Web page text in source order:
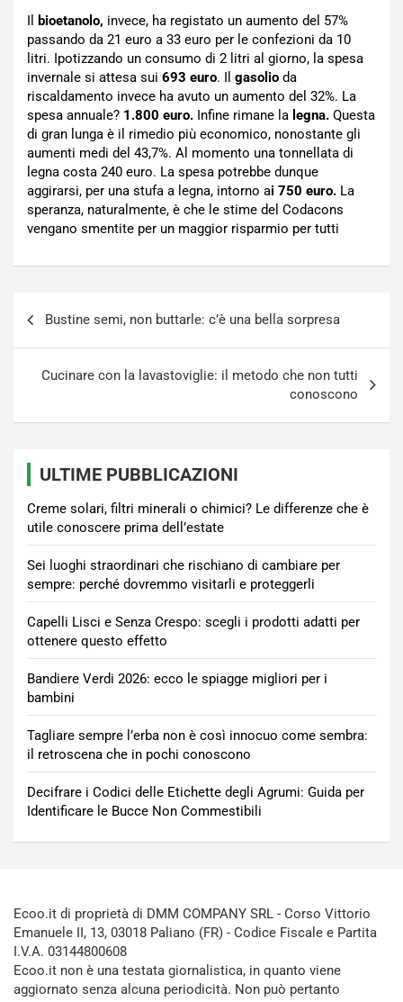
bioetanolo, invece, ha registato un aumento del 57%
passando da 21 euro a 33 euro per le confezioni da 10
litri. Ipotizzando un consumo di 2 litri al giorno, la spesa
invernale si attesa sui 693 euro. Il gasolio da
riscaldamento invece ha avuto un aumento del 32%. La
spesa annuale? 1.800 euro. Infine rimane la legna. Questa
di gran lunga è il rimedio più economico, nonostante gli
aumenti medi del 43,7%. Al momento una tonnellata di
legna costa 240 euro. La spesa potrebbe dunque
aggirarsi, per una stufa a legna, intorno ai 750 euro. La
speranza, naturalmente, è che le stime del Codacons
vengano smentite per un maggior risparmio per tutti
Bustine semi, non buttarle: c’è una bella sorpresa
Cucinare con la lavastoviglie: il metodo che non tutti
conoscono
ULTIME PUBBLICAZIONI
Creme solari, filtri minerali o chimici? Le differenze che è
utile conoscere prima dell’estate
Sei luoghi straordinari che rischiano di cambiare per
sempre: perché dovremmo visitarli e proteggerli
Capelli Lisci e Senza Crespo: scegli i prodotti adatti per
ottenere questo effetto
Bandiere Verdi 2026: ecco le spiagge migliori per i
bambini
Tagliare sempre l’erba non è così innocuo come sembra:
il retroscena che in pochi conoscono
Decifrare i Codici delle Etichette degli Agrumi: Guida per
Identificare le Bucce Non Commestibili
Ecoo.it di proprietà di DMM COMPANY SRL - Corso Vittorio
Emanuele II, 13, 03018 Paliano (FR) - Codice Fiscale e Partita
I.V.A. 03144800608
Ecoo.it non è una testata giornalistica, in quanto viene
aggiornato senza alcuna periodicità. Non può pertanto